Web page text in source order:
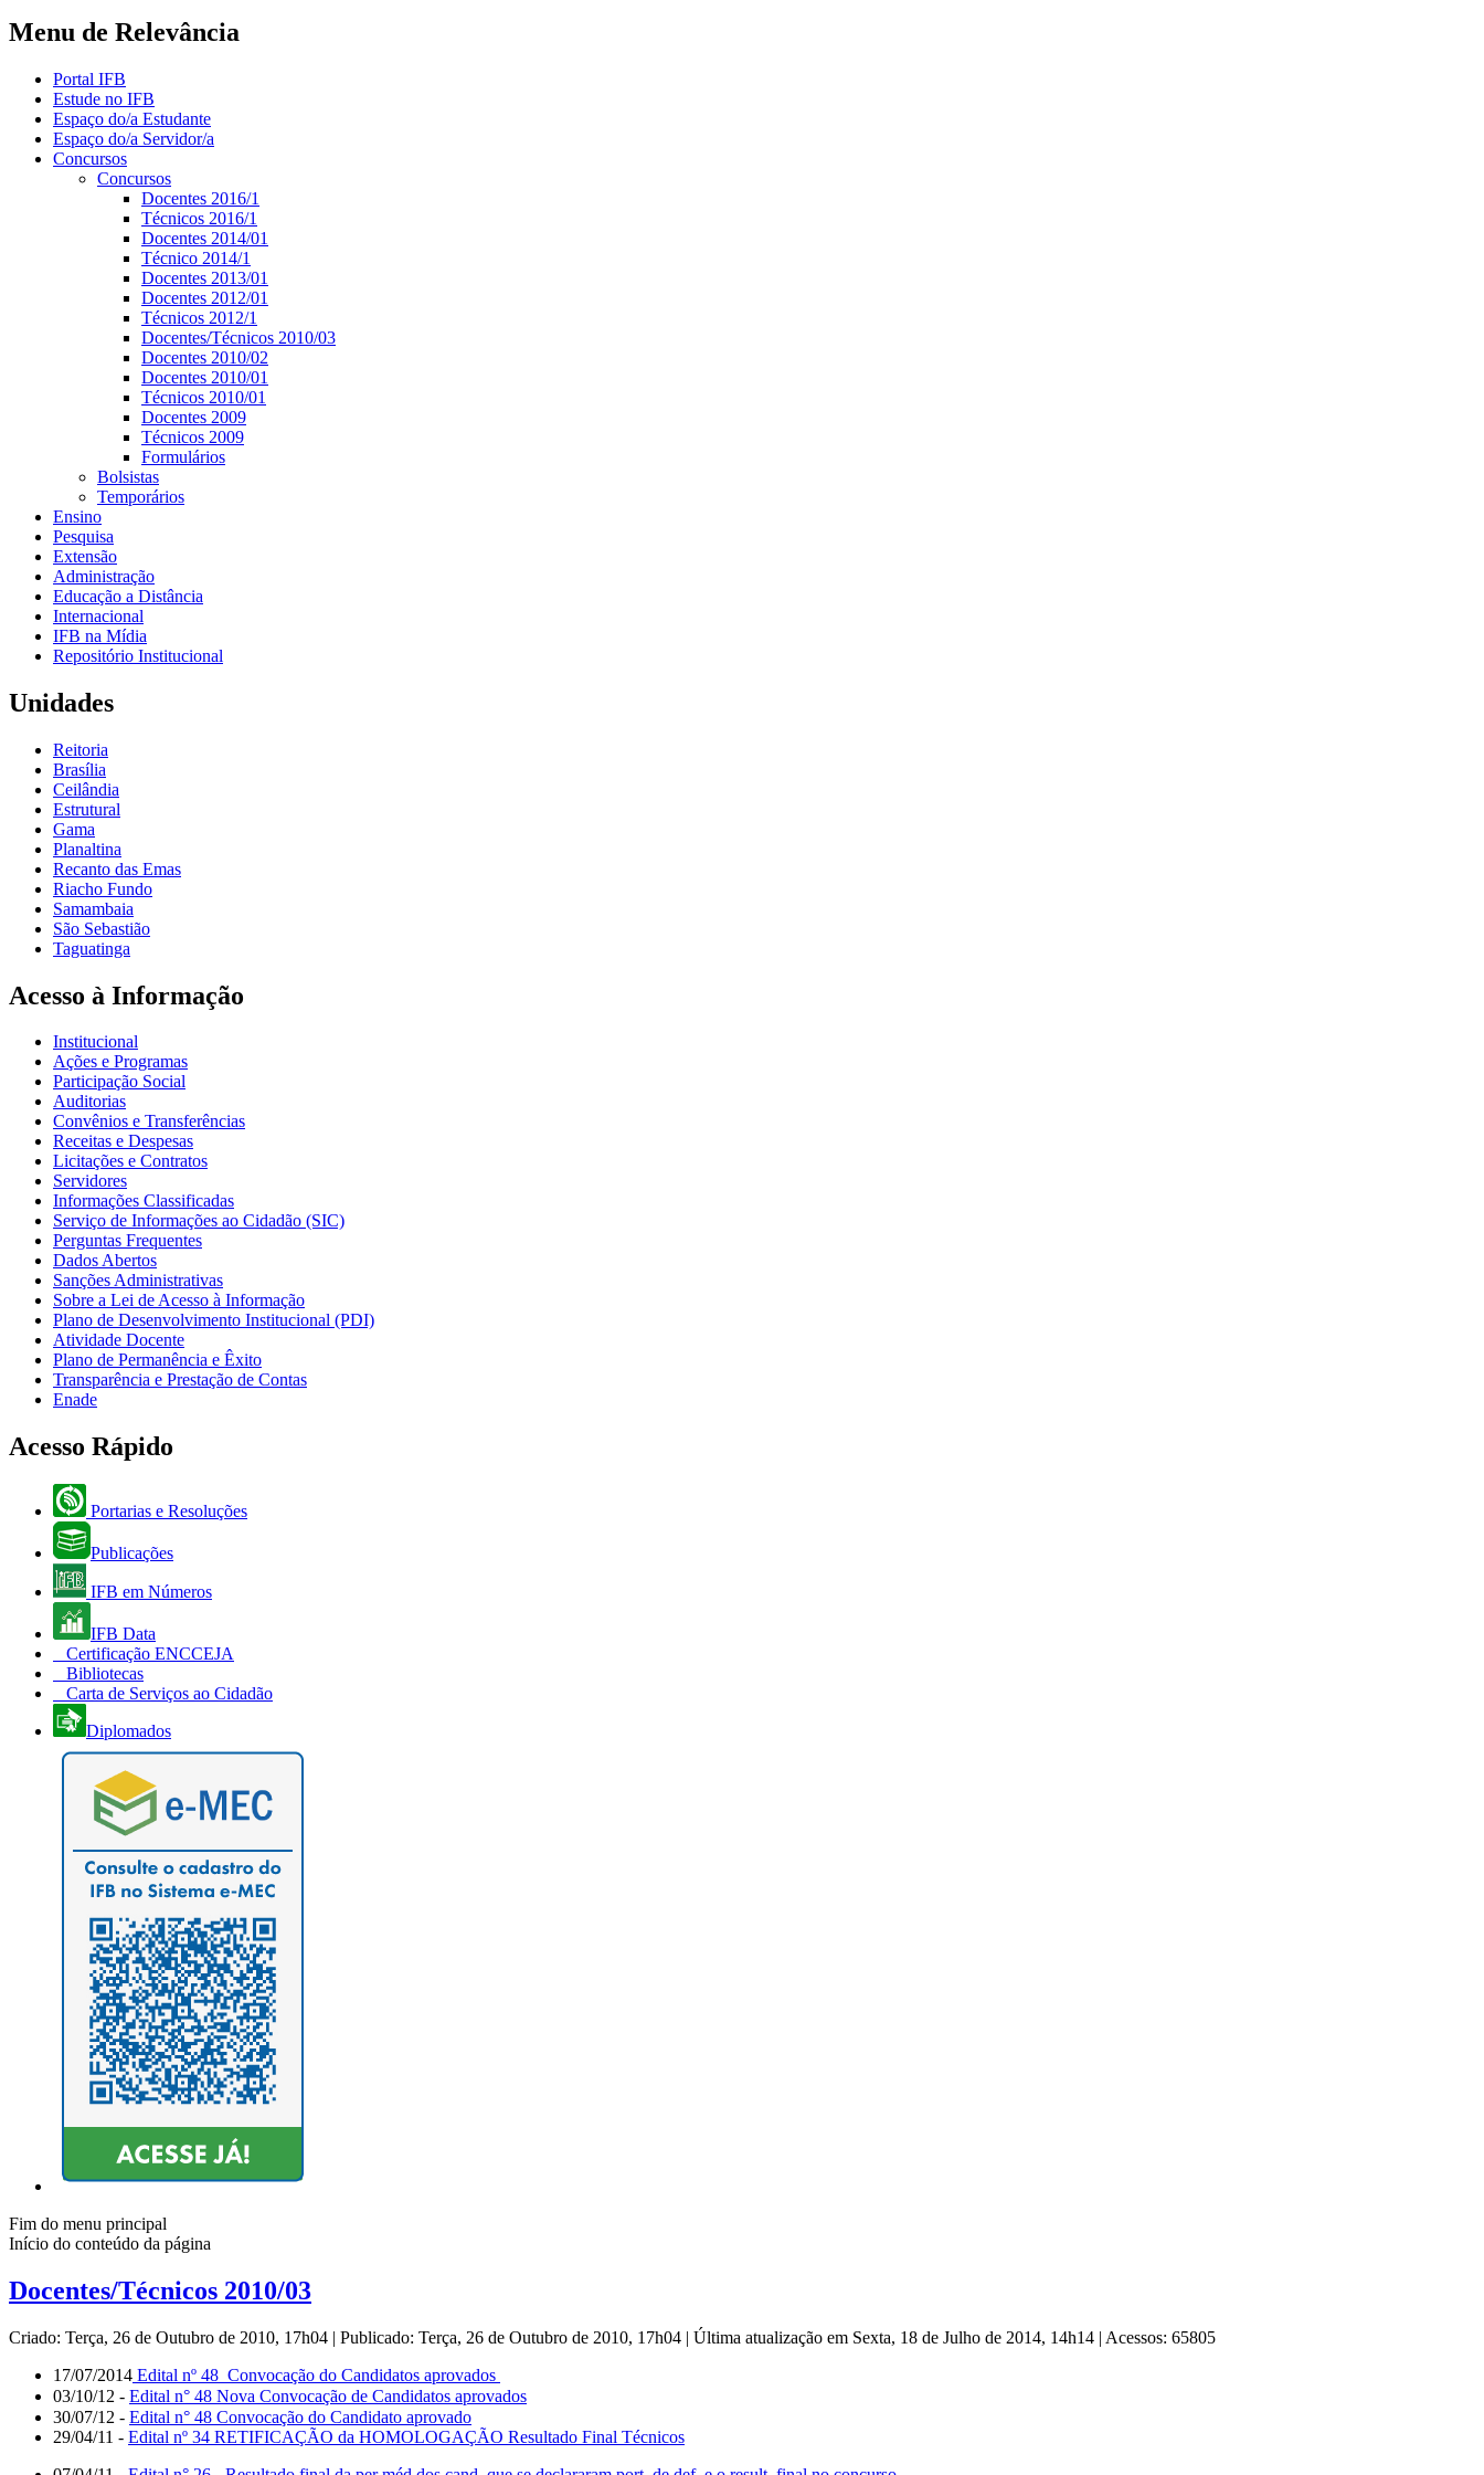
Menu de Relevância
Portal IFB
Estude no IFB
Espaço do/a Estudante
Espaço do/a Servidor/a
Concursos
Concursos
Docentes 2016/1
Técnicos 2016/1
Docentes 2014/01
Técnico 2014/1
Docentes 2013/01
Docentes 2012/01
Técnicos 2012/1
Docentes/Técnicos 2010/03
Docentes 2010/02
Docentes 2010/01
Técnicos 2010/01
Docentes 2009
Técnicos 2009
Formulários
Bolsistas
Temporários
Ensino
Pesquisa
Extensão
Administração
Educação a Distância
Internacional
IFB na Mídia
Repositório Institucional
Unidades
Reitoria
Brasília
Ceilândia
Estrutural
Gama
Planaltina
Recanto das Emas
Riacho Fundo
Samambaia
São Sebastião
Taguatinga
Acesso à Informação
Institucional
Ações e Programas
Participação Social
Auditorias
Convênios e Transferências
Receitas e Despesas
Licitações e Contratos
Servidores
Informações Classificadas
Serviço de Informações ao Cidadão (SIC)
Perguntas Frequentes
Dados Abertos
Sanções Administrativas
Sobre a Lei de Acesso à Informação
Plano de Desenvolvimento Institucional (PDI)
Atividade Docente
Plano de Permanência e Êxito
Transparência e Prestação de Contas
Enade
Acesso Rápido
Portarias e Resoluções
Publicações
IFB em Números
IFB Data
Certificação ENCCEJA
Bibliotecas
Carta de Serviços ao Cidadão
Diplomados
Fim do menu principal
Início do conteúdo da página
Docentes/Técnicos 2010/03
Criado: Terça, 26 de Outubro de 2010, 17h04 | Publicado: Terça, 26 de Outubro de 2010, 17h04 | Última atualização em Sexta, 18 de Julho de 2014, 14h14 | Acessos: 65805
17/07/2014 Edital nº 48 Convocação do Candidatos aprovados
03/10/12 - Edital n° 48 Nova Convocação de Candidatos aprovados
30/07/12 - Edital n° 48 Convocação do Candidato aprovado
29/04/11 - Edital nº 34 RETIFICAÇÃO da HOMOLOGAÇÃO Resultado Final Técnicos